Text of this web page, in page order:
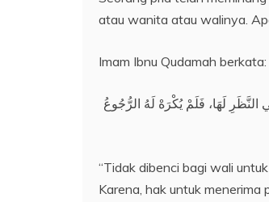
atau wanita atau walinya.
Imam Ibnu Qudamah berkata:
النَّظَرِ لَهَا، فَلَمْ يُكْرَهْ لَهُ الرُّجُوعُ
“Tidak dibenci bagi wali
Karena, hak untuk